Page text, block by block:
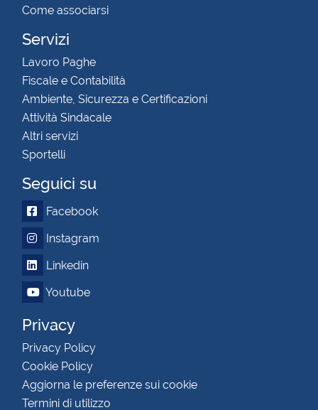
Come associarsi
Servizi
Lavoro Paghe
Fiscale e Contabilità
Ambiente, Sicurezza e Certificazioni
Attività Sindacale
Altri servizi
Sportelli
Seguici su
Facebook
Instagram
Linkedin
Youtube
Privacy
Privacy Policy
Cookie Policy
Aggiorna le preferenze sui cookie
Termini di utilizzo